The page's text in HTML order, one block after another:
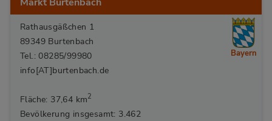
Rathausgäßchen 1
89349 Burtenbach
Tel.: 08285/99980
info[AT]burtenbach.de
Fläche: 37,64 km2
Bevölkerung insgesamt: 3.462
Bayern